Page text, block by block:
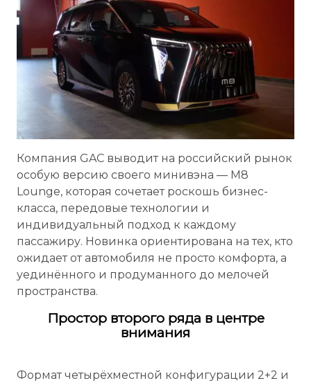
Компания GAC выводит на российский рынок
особую версию своего минивэна — M8
Lounge, которая сочетает роскошь бизнес-
класса, передовые технологии и
индивидуальный подход к каждому
пассажиру. Новинка ориентирована на тех, кто
ожидает от автомобиля не просто комфорта, а
уединённого и продуманного до мелочей
пространства.
Простор второго ряда в центре
внимания
Формат четырёхместной конфигурации 2+2 и